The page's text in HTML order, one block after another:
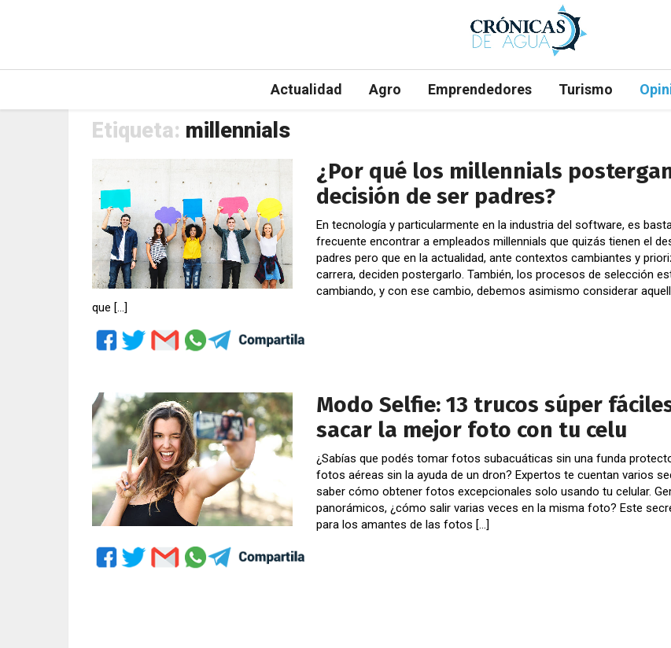
Actualidad Agro Emprendedores Turismo
Etiqueta: millennials
¿Por qué los millennials
decisión de ser padres?
En tecnología y particularmente en la industria del software, es
frecuente encontrar a empleados millennials que quizás tienen el
padres pero que en la actualidad, ante contextos cambiantes y
carrera, deciden postergarlo. También, los procesos de selección
cambiando, y con ese cambio, debemos asimismo considerar
que […]
Modo Selfie: 13 trucos súper
sacar la mejor foto con tu celu
¿Sabías que podés tomar fotos subacuáticas sin una funda
fotos aéreas sin la ayuda de un dron? Expertos te cuentan varios
saber cómo obtener fotos excepcionales solo usando tu celular.
panorámicos, ¿cómo salir varias veces en la misma foto? Este
para los amantes de las fotos […]